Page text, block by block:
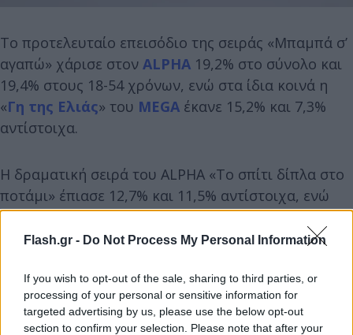
Flash.gr - Do Not Process My Personal Information
If you wish to opt-out of the sale, sharing to third parties, or
processing of your personal or sensitive information for
targeted advertising by us, please use the below opt-out
section to confirm your selection. Please note that after your
Το προτελευταίο επεισόδιο της σειράς «Μπαμπά σ’
αγαπώ» χάρισε στον ALPHA 19,2% στο σύνολο και
19,4% στους 18-54 χρόνων, ενώ στα ίδια κοινά η
«Γη της Ελιάς» του MEGA έκανε 15,2% και 7,3%
αντίστοιχα.
Η δραματική σειρά του ALPHA «Το σπίτι δίπλα στο
ποτάμι» έπιασε 12,7% και 11,5% αντίστοιχα, ενώ
στα ίδια ηλικιακά γκρουπ το «Cash or trash» του
STARμε τη Δέσποινα Μοιραράκηείχε 9,6% και 9%